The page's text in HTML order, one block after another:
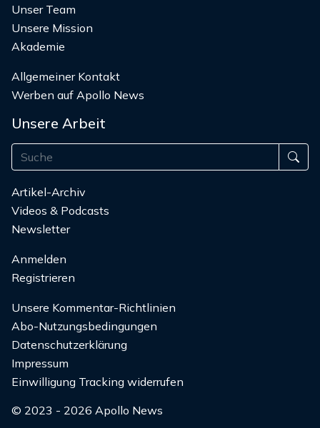
Unser Team
Unsere Mission
Akademie
Allgemeiner Kontakt
Werben auf Apollo News
Unsere Arbeit
Artikel-Archiv
Videos & Podcasts
Newsletter
Anmelden
Registrieren
Unsere Kommentar-Richtlinien
Abo-Nutzungsbedingungen
Datenschutzerklärung
Impressum
Einwilligung Tracking widerrufen
© 2023 - 2026 Apollo News